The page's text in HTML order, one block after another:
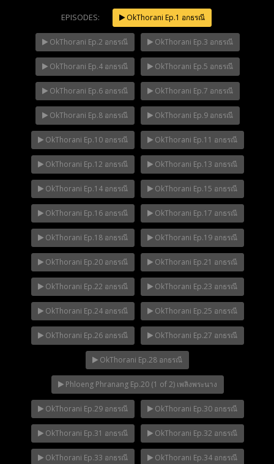
NOW PLAYING Mani Nakha Ep.14
EPISODES: OkThorani Ep.1 อกธรณี
OkThorani Ep.2 อกธรณี OkThorani Ep.3 อกธรณี
OkThorani Ep.4 อกธรณี OkThorani Ep.5 อกธรณี
OkThorani Ep.6 อกธรณี OkThorani Ep.7 อกธรณี
OkThorani Ep.8 อกธรณี OkThorani Ep.9 อกธรณี
OkThorani Ep.10 อกธรณี OkThorani Ep.11 อกธรณี
OkThorani Ep.12 อกธรณี OkThorani Ep.13 อกธรณี
OkThorani Ep.14 อกธรณี OkThorani Ep.15 อกธรณี
OkThorani Ep.16 อกธรณี OkThorani Ep.17 อกธรณี
OkThorani Ep.18 อกธรณี OkThorani Ep.19 อกธรณี
OkThorani Ep.20 อกธรณี OkThorani Ep.21 อกธรณี
OkThorani Ep.22 อกธรณี OkThorani Ep.23 อกธรณี
OkThorani Ep.24 อกธรณี OkThorani Ep.25 อกธรณี
OkThorani Ep.26 อกธรณี OkThorani Ep.27 อกธรณี
OkThorani Ep.28 อกธรณี
Phloeng Phranang Ep.20 (1 of 2) เพลิงพระนาง
OkThorani Ep.29 อกธรณี OkThorani Ep.30 อกธรณี
OkThorani Ep.31 อกธรณี OkThorani Ep.32 อกธรณี
OkThorani Ep.33 อกธรณี OkThorani Ep.34 อกธรณี